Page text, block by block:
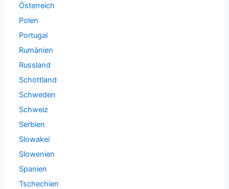
Österreich
Polen
Portugal
Rumänien
Russland
Schottland
Schweden
Schweiz
Serbien
Slowakei
Slowenien
Spanien
Tschechien